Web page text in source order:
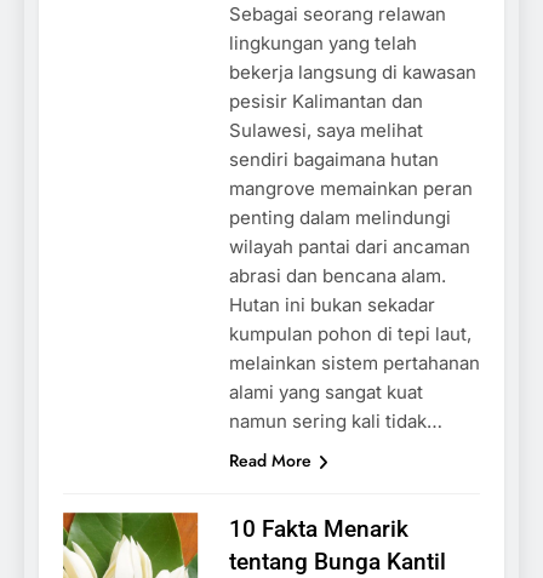
Sebagai seorang relawan
lingkungan yang telah
bekerja langsung di kawasan
pesisir Kalimantan dan
Sulawesi, saya melihat
sendiri bagaimana hutan
mangrove memainkan peran
penting dalam melindungi
wilayah pantai dari ancaman
abrasi dan bencana alam.
Hutan ini bukan sekadar
kumpulan pohon di tepi laut,
melainkan sistem pertahanan
alami yang sangat kuat
namun sering kali tidak…
Read More
10 Fakta Menarik
tentang Bunga Kantil